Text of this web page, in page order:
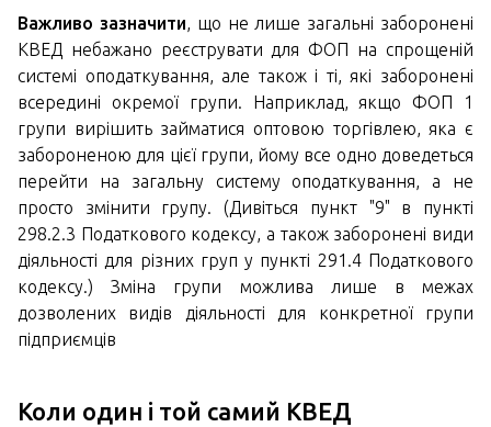
Важливо зазначити, що не лише загальні заборонені
КВЕД небажано реєструвати для ФОП на спрощеній
системі оподаткування, але також і ті, які заборонені
всередині окремої групи. Наприклад, якщо ФОП 1
групи вирішить займатися оптовою торгівлею, яка є
забороненою для цієї групи, йому все одно доведеться
перейти на загальну систему оподаткування, а не
просто змінити групу. (Дивіться пункт "9" в пункті
298.2.3 Податкового кодексу, а також заборонені види
діяльності для різних груп у пункті 291.4 Податкового
кодексу.) Зміна групи можлива лише в межах
дозволених видів діяльності для конкретної групи
підприємців
Коли один і той самий КВЕД